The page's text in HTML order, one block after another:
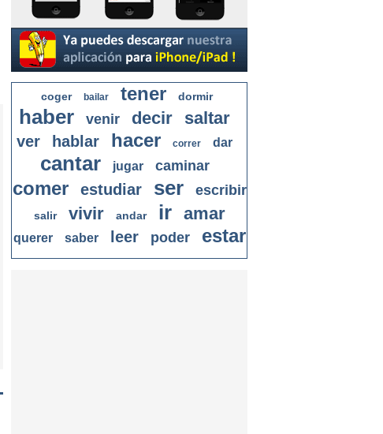
coger bailar tener dormir
haber venir decir saltar
ver hablar hacer correr dar
cantar jugar caminar
comer estudiar ser escribir
salir vivir andar ir amar
querer saber leer poder estar